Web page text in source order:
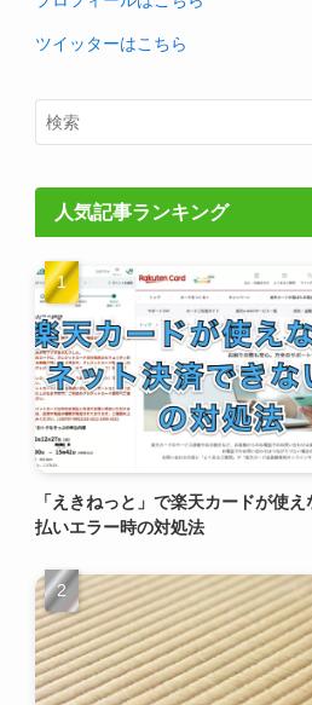
ツイッターはこちら
人気記事ランキング
「えきねっと」で楽天カードが使
払いエラー時の対処法